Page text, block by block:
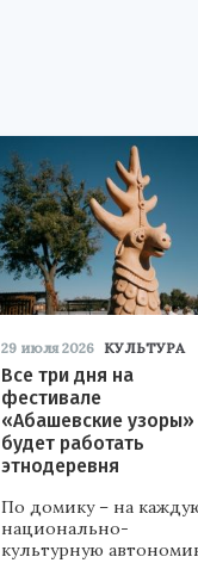
29 июля 2026 КУЛЬТУРА
Все три дня на
фестивале
«Абашевские узоры»
будет работать
этнодеревня
По домику – на
национально-
культурную